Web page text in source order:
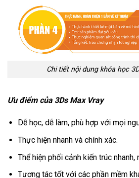
Chi tiết nội dung khóa học
Ưu điểm của 3Ds Max Vray
Dễ học, dễ làm, phù hợp với mọi
Thực hiện nhanh và chính xác.
Thể hiện phối cảnh kiến trúc nhanh,
Tương tác tốt với các phần mềm